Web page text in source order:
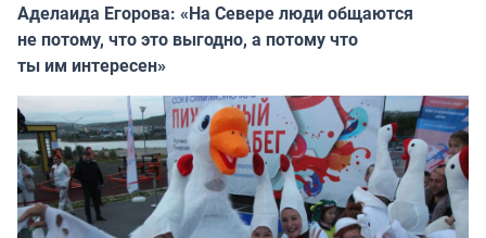
Аделаида Егорова: «На Севере люди общаются
не потому, что это выгодно, а потому что
ты им интересен»